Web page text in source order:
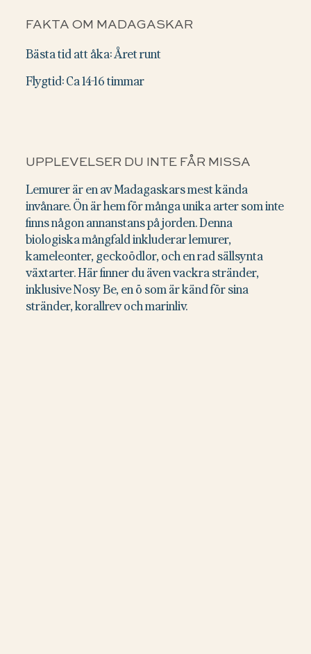
UPPLEVELSER DU INTE FÅR MISSA
Lemurer är en av Madagaskars mest kända
invånare. Ön är hem för många unika arter som inte
finns någon annanstans på jorden. Denna
biologiska mångfald inkluderar lemurer,
kameleonter, geckoödlor, och en rad sällsynta
växtarter. Här finner du även vackra stränder,
inklusive Nosy Be, en ö som är känd för sina
stränder, korallrev och marinliv.
FAKTA OM MADAGASKAR
Bästa tid att åka: Året runt
Flygtid: Ca 14-16 timmar